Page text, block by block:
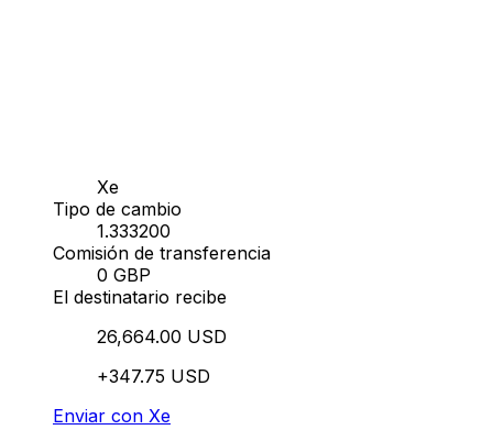
Xe
Tipo de cambio
1.333200
Comisión de transferencia
0 GBP
El destinatario recibe
26,664.00 USD
+347.75 USD
Enviar con Xe